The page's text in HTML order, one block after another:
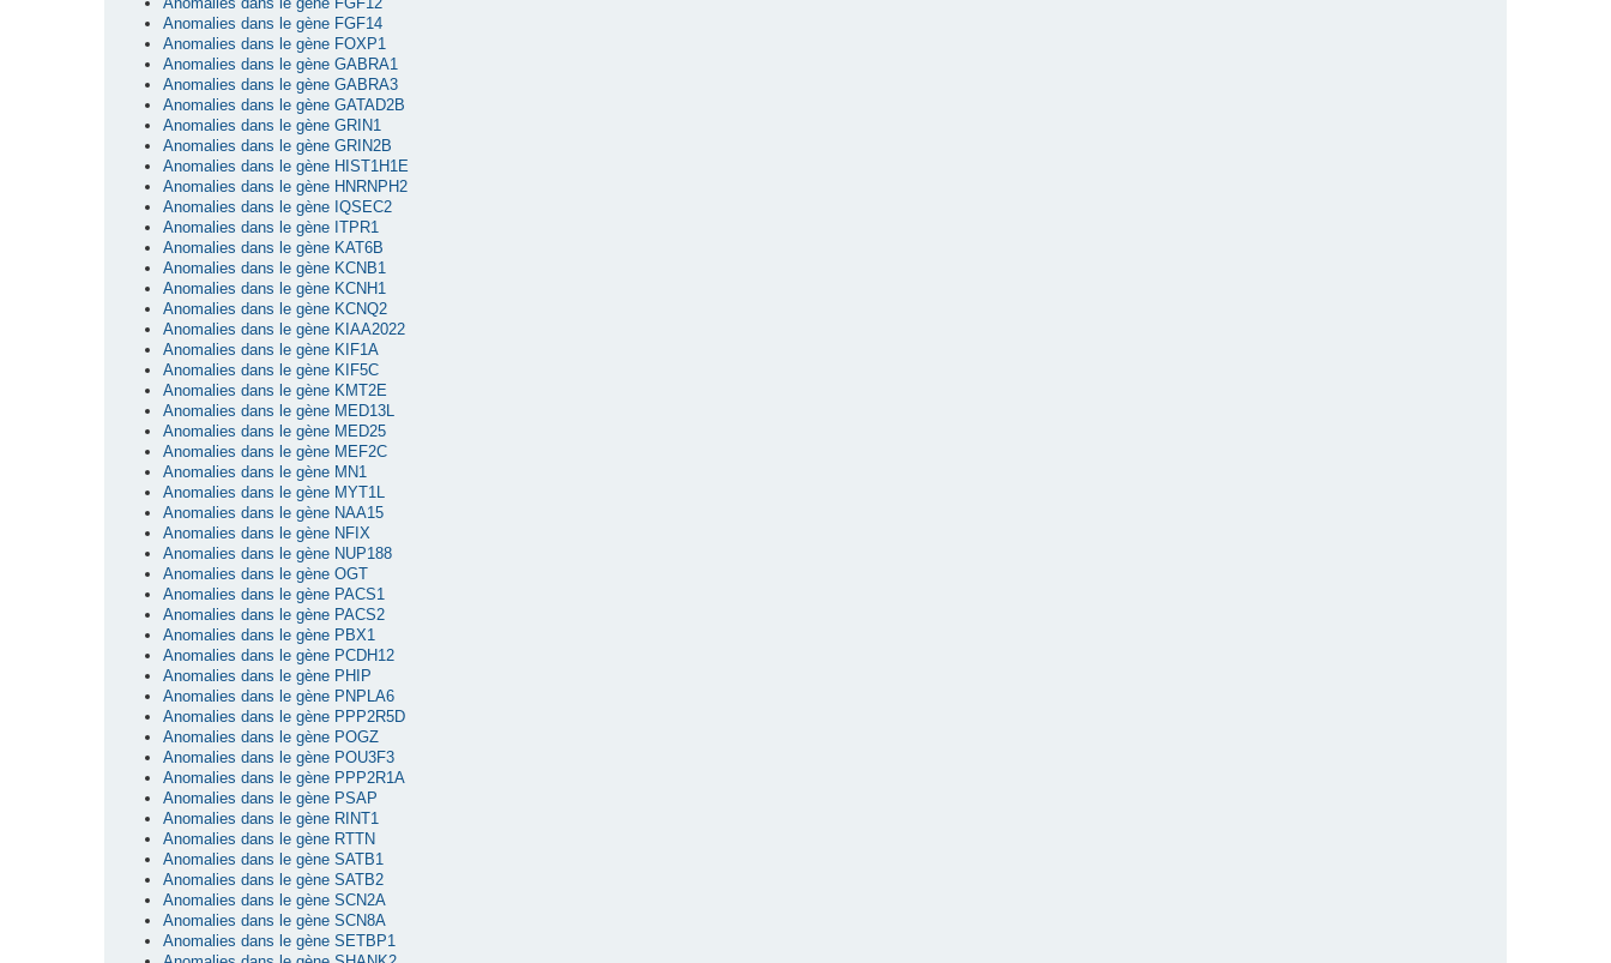
Anomalies dans le gène FGF14
Anomalies dans le gène FOXP1
Anomalies dans le gène GABRA1
Anomalies dans le gène GABRA3
Anomalies dans le gène GATAD2B
Anomalies dans le gène GRIN1
Anomalies dans le gène GRIN2B
Anomalies dans le gène HIST1H1E
Anomalies dans le gène HNRNPH2
Anomalies dans le gène IQSEC2
Anomalies dans le gène ITPR1
Anomalies dans le gène KAT6B
Anomalies dans le gène KCNB1
Anomalies dans le gène KCNH1
Anomalies dans le gène KCNQ2
Anomalies dans le gène KIAA2022
Anomalies dans le gène KIF1A
Anomalies dans le gène KIF5C
Anomalies dans le gène KMT2E
Anomalies dans le gène MED13L
Anomalies dans le gène MED25
Anomalies dans le gène MEF2C
Anomalies dans le gène MN1
Anomalies dans le gène MYT1L
Anomalies dans le gène NAA15
Anomalies dans le gène NFIX
Anomalies dans le gène NUP188
Anomalies dans le gène OGT
Anomalies dans le gène PACS1
Anomalies dans le gène PACS2
Anomalies dans le gène PBX1
Anomalies dans le gène PCDH12
Anomalies dans le gène PHIP
Anomalies dans le gène PNPLA6
Anomalies dans le gène PPP2R5D
Anomalies dans le gène POGZ
Anomalies dans le gène POU3F3
Anomalies dans le gène PPP2R1A
Anomalies dans le gène PSAP
Anomalies dans le gène RINT1
Anomalies dans le gène RTTN
Anomalies dans le gène SATB1
Anomalies dans le gène SATB2
Anomalies dans le gène SCN2A
Anomalies dans le gène SCN8A
Anomalies dans le gène SETBP1